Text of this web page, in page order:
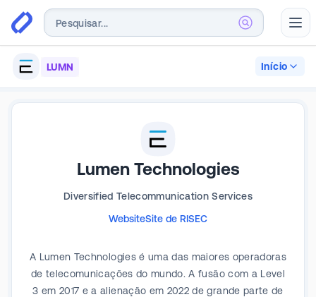
LUMN Início
Lumen Technologies
Diversified Telecommunication Services
WebsiteSite de RISEC
A Lumen Technologies é uma das maiores operadoras
de telecomunicações do mundo. A fusão com a Level
3 em 2017 e a alienação em 2022 de grande parte de